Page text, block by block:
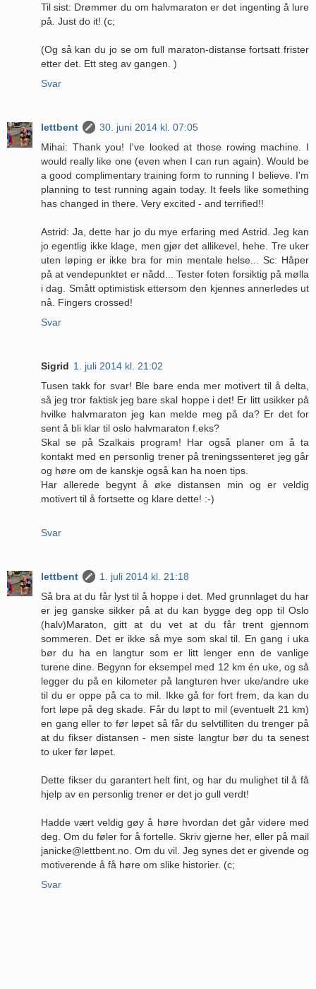
Til sist: Drømmer du om halvmaraton er det ingenting å lure
på. Just do it! (c;
(Og så kan du jo se om full maraton-distanse fortsatt frister
etter det. Ett steg av gangen. )
Svar
lettbent
30. juni 2014 kl. 07:05
Mihai: Thank you! I've looked at those rowing machine. I
would really like one (even when I can run again). Would be
a good complimentary training form to running I believe. I'm
planning to test running again today. It feels like something
has changed in there. Very excited - and terrified!!
Astrid: Ja, dette har jo du mye erfaring med Astrid. Jeg kan
jo egentlig ikke klage, men gjør det allikevel, hehe. Tre uker
uten løping er ikke bra for min mentale helse... Sc: Håper
på at vendepunktet er nådd... Tester foten forsiktig på mølla
i dag. Smått optimistisk ettersom den kjennes annerledes ut
nå. Fingers crossed!
Svar
Sigrid 1. juli 2014 kl. 21:02
Tusen takk for svar! Ble bare enda mer motivert til å delta,
så jeg tror faktisk jeg bare skal hoppe i det! Er litt usikker på
hvilke halvmaraton jeg kan melde meg på da? Er det for
sent å bli klar til oslo halvmaraton f.eks?
Skal se på Szalkais program! Har også planer om å ta
kontakt med en personlig trener på treningssenteret jeg går
og høre om de kanskje også kan ha noen tips.
Har allerede begynt å øke distansen min og er veldig
motivert til å fortsette og klare dette! :-)
Svar
lettbent
1. juli 2014 kl. 21:18
Så bra at du får lyst til å hoppe i det. Med grunnlaget du har
er jeg ganske sikker på at du kan bygge deg opp til Oslo
(halv)Maraton, gitt at du vet at du får trent gjennom
sommeren. Det er ikke så mye som skal til. En gang i uka
bør du ha en langtur som er litt lenger enn de vanlige
turene dine. Begynn for eksempel med 12 km én uke, og så
legger du på en kilometer på langturen hver uke/andre uke
til du er oppe på ca to mil. Ikke gå for fort frem, da kan du
fort løpe på deg skade. Får du løpt to mil (eventuelt 21 km)
en gang eller to før løpet så får du selvtilliten du trenger på
at du fikser distansen - men siste langtur bør du ta senest
to uker før løpet.
Dette fikser du garantert helt fint, og har du mulighet til å få
hjelp av en personlig trener er det jo gull verdt!
Hadde vært veldig gøy å høre hvordan det går videre med
deg. Om du føler for å fortelle. Skriv gjerne her, eller på mail
janicke@lettbent.no. Om du vil. Jeg synes det er givende og
motiverende å få høre om slike historier. (c;
Svar